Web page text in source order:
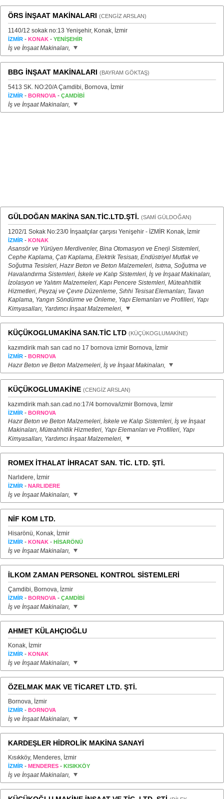
ÖRS İNŞAAT MAKİNALARI (CENGİZ ARSLAN)
1140/12 sokak no:13 Yenişehir, Konak, İzmir
İZMİR - KONAK - YENİŞEHİR
İş ve İnşaat Makinaları,
BBG İNŞAAT MAKİNALARI (BAYRAM GÖKTAŞ)
5413 SK. NO:20/A Çamdibi, Bornova, İzmir
İZMİR - BORNOVA - ÇAMDİBİ
İş ve İnşaat Makinaları,
GÜLDOĞAN MAKİNA SAN.TİC.LTD.ŞTİ. (SAMİ GÜLDOĞAN)
1202/1 Sokak No:23/0 İnşaatçılar çarşısı Yenişehir - İZMİR Konak, İzmir
İZMİR - KONAK
Asansör ve Yürüyen Merdivenler, Bina Otomasyon ve Enerji Sistemleri,
Cephe Kaplama, Çatı Kaplama, Elektrik Tesisatı, Endüstriyel Mutfak ve
Soğutma Tesisleri, Hazır Beton ve Beton Malzemeleri, Isıtma, Soğutma ve
Havalandırma Sistemleri, İskele ve Kalıp Sistemleri, İş ve İnşaat Makinaları,
İzolasyon ve Yalıtım Malzemeleri, Kapı Pencere Sistemleri, Müteahhitlik
Hizmetleri, Peyzaj ve Çevre Düzenleme, Sıhhi Tesisat Elemanları, Tavan
Kaplama, Yangın Söndürme ve Önleme, Yapı Elemanları ve Profilleri, Yapı
Kimyasalları, Yardımcı İnşaat Malzemeleri,
KÜÇÜKOGLUMAKİNA SAN.TİC LTD (KÜÇÜKOGLUMAKİNE)
kazımdirik mah san cad no 17 bornova izmir Bornova, İzmir
İZMİR - BORNOVA
Hazır Beton ve Beton Malzemeleri, İş ve İnşaat Makinaları,
KÜÇÜKOGLUMAKİNE (CENGİZ ARSLAN)
kazımdirik mah.san.cad.no:17/4 bornova/izmir Bornova, İzmir
İZMİR - BORNOVA
Hazır Beton ve Beton Malzemeleri, İskele ve Kalıp Sistemleri, İş ve İnşaat
Makinaları, Müteahhitlik Hizmetleri, Yapı Elemanları ve Profilleri, Yapı
Kimyasalları, Yardımcı İnşaat Malzemeleri,
ROMEX İTHALAT İHRACAT SAN. TİC. LTD. ŞTİ.
Narlıdere, İzmir
İZMİR - NARLIDERE
İş ve İnşaat Makinaları,
NİF KOM LTD.
Hisarönü, Konak, İzmir
İZMİR - KONAK - HİSARÖNÜ
İş ve İnşaat Makinaları,
İLKOM ZAMAN PERSONEL KONTROL SİSTEMLERİ
Çamdibi, Bornova, İzmir
İZMİR - BORNOVA - ÇAMDİBİ
İş ve İnşaat Makinaları,
AHMET KÜLAHÇIOĞLU
Konak, İzmir
İZMİR - KONAK
İş ve İnşaat Makinaları,
ÖZELMAK MAK VE TİCARET LTD. ŞTİ.
Bornova, İzmir
İZMİR - BORNOVA
İş ve İnşaat Makinaları,
KARDEŞLER HİDROLİK MAKİNA SANAYİ
Kısıkköy, Menderes, İzmir
İZMİR - MENDERES - KISIKKÖY
İş ve İnşaat Makinaları,